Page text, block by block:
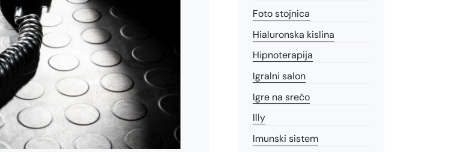
Foto stojnica
Hialuronska kislina
Hipnoterapija
Igralni salon
Igre na srečo
Illy
Imunski sistem